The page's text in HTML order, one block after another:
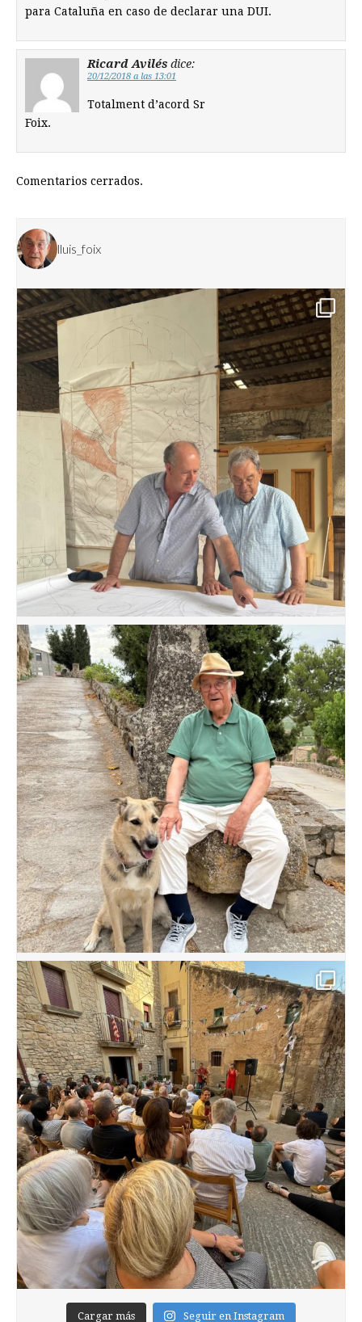
para Cataluña en caso de declarar una DUI.
Ricard Avilés dice:
20/12/2018 a las 13:01
Totalment d’acord Sr
Foix.
Comentarios cerrados.
lluis_foix
Cargar más Seguir en Instagram